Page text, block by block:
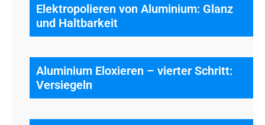
Elektropolieren von Aluminium: Glanz
und Haltbarkeit
Aluminium Eloxieren – vierter Schritt:
Versiegeln